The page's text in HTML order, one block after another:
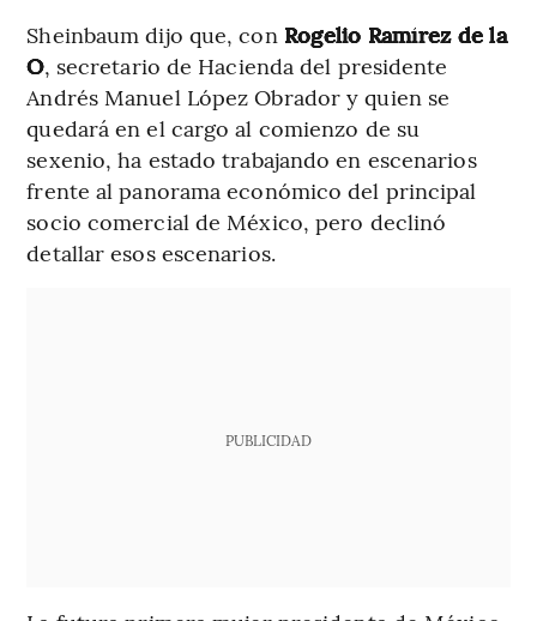
Sheinbaum dijo que, con Rogelio Ramírez de la
O, secretario de Hacienda del presidente
Andrés Manuel López Obrador y quien se
quedará en el cargo al comienzo de su
sexenio, ha estado trabajando en escenarios
frente al panorama económico del principal
socio comercial de México, pero declinó
detallar esos escenarios.
PUBLICIDAD